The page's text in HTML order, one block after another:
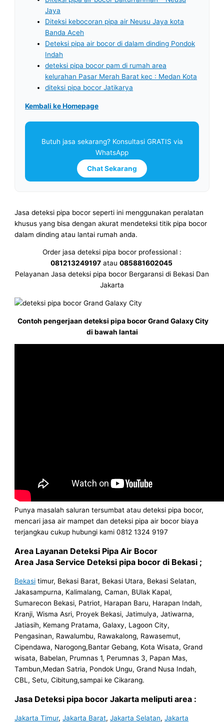
Jaya
Diteksi kebocoran pipa air Neusu Jaya kota
Banda Aceh
Deteksi pipa air bocor di dalam dinding Pondok
Indah
deteksi pipa bocor pam di rumah area
kelurahan Pasar Merah Barat kec : Medan Kota
diteksi pipa bocor Jatikarya
Kembali ke Homepage
Butuh jasa sekarang? Konsultasi GRATIS via
WhatsApp
Chat Sekarang
Jasa deteksi pipa bocor seperti ini menggunakan peralatan
khusus yang bisa dengan akurat mendeteksi titik pipa bocor
dalam dinding atau lantai rumah anda.
Order jasa deteksi pipa bocor professional :
081213249197atau 085881602045
Pelayanan Jasa deteksi pipa bocor Bergaransi di Bekasi Dan
Jakarta
Contoh pengerjaan deteksi pipa bocor Grand Galaxy City
di bawah lantai
Punya masalah saluran tersumbat atau deteksi pipa bocor,
mencari jasa air mampet dan deteksi pipa air bocor biaya
terjangkau cukup hubungi kami 0812 1324 9197
Area Layanan Deteksi Pipa Air Bocor
Area Jasa Service Deteksi pipa bocor di Bekasi ;
Bekasi timur, Bekasi Barat, Bekasi Utara, Bekasi Selatan,
Jakasampurna, Kalimalang, Caman, BUlak Kapal,
Sumarecon Bekasi, Patriot, Harapan Baru, Harapan Indah,
Kranji, Wisma Asri, Proyek Bekasi, Jatimulya, Jatiwarna,
Jatiasih, Kemang Pratama, Galaxy, Lagoon City,
Pengasinan, Rawalumbu, Rawakalong, Rawasemut,
Cipendawa, Narogong,Bantar Gebang, Kota Wisata, Grand
wisata, Babelan, Prumnas 1, Perumnas 3, Papan Mas,
Tambun,Medan Satria, Pondok Ungu, Grand Nusa Indah,
CBL, Setu, Cibitung,sampai ke Cikarang.
Jasa Deteksi pipa bocor Jakarta meliputi area :
Jakarta Timur,Jakarta Barat,Jakarta Selatan,Jakarta